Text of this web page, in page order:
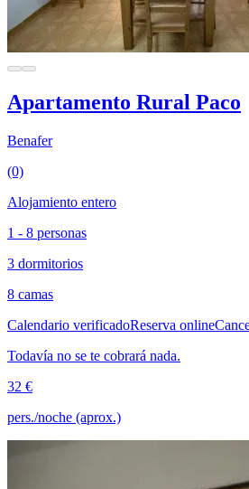
Apartamento Rural Paco
Benafer
(0)
Alojamiento entero
1 - 8 personas
3 dormitorios
8 camas
Calendario verificadoReserva online
Todavía no se te cobrará nada.
32 €
pers./noche (aprox.)